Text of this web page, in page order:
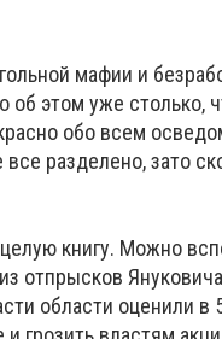
мафии и
об этом уже столько,
обо всем
разделено, зато
книгу. Можно
отпрысков
области оценили в